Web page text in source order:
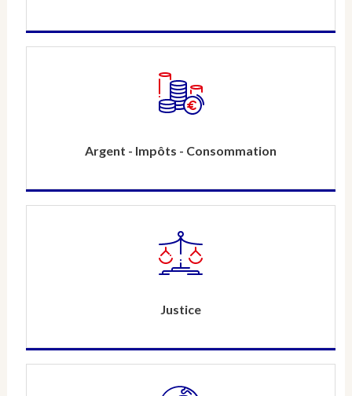
Argent - Impôts - Consommation
Justice